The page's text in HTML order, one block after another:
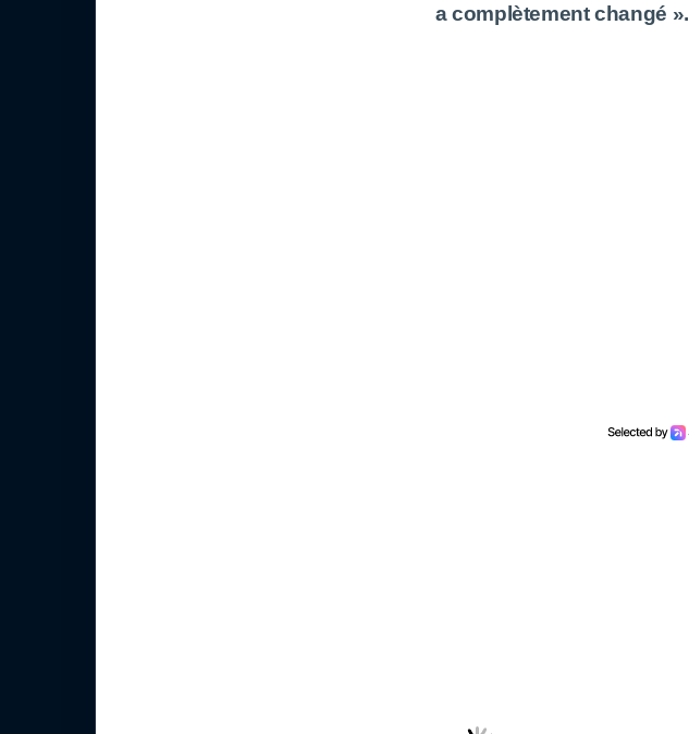
a complètement changé ».